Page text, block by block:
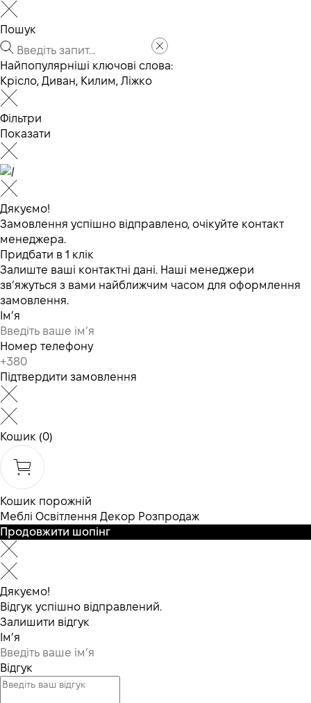
Пошук
Найпопулярніші ключові слова:
Крісло, Диван, Килим, Ліжко
Фільтри
Показати
Дякуємо!
Замовлення успішно відправлено, очікуйте контакт
менеджера.
Придбати в 1 клік
Залиште ваші контактні дані. Наші менеджери
зв’яжуться з вами найближчим часом для оформлення
замовлення.
Ім’я
Номер телефону
Підтвердити замовлення
Кошик (0)
Кошик порожній
Меблі Освітлення Декор Розпродаж
Продовжити шопінг
Дякуємо!
Відгук успішно відправлений.
Залишити відгук
Ім’я
Відгук